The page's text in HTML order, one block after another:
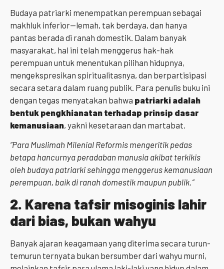
Budaya patriarki menempatkan perempuan sebagai
makhluk inferior—lemah, tak berdaya, dan hanya
pantas berada di ranah domestik. Dalam banyak
masyarakat, hal ini telah menggerus hak-hak
perempuan untuk menentukan pilihan hidupnya,
mengekspresikan spiritualitasnya, dan berpartisipasi
secara setara dalam ruang publik. Para penulis buku ini
dengan tegas menyatakan bahwa patriarki adalah
bentuk pengkhianatan terhadap prinsip dasar
kemanusiaan, yakni kesetaraan dan martabat.
“Para Muslimah Milenial Reformis mengeritik pedas
betapa hancurnya peradaban manusia akibat terkikis
oleh budaya patriarki sehingga menggerus kemanusiaan
perempuan, baik di ranah domestik maupun publik.”
2. Karena tafsir misoginis lahir
dari bias, bukan wahyu
Banyak ajaran keagamaan yang diterima secara turun-
temurun ternyata bukan bersumber dari wahyu murni,